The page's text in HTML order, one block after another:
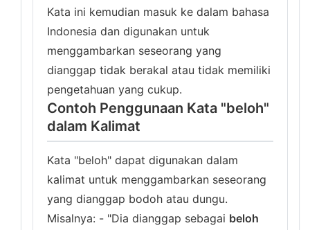
Kata ini kemudian masuk ke dalam bahasa
Indonesia dan digunakan untuk
menggambarkan seseorang yang
dianggap tidak berakal atau tidak memiliki
pengetahuan yang cukup.
Contoh Penggunaan Kata "beloh"
dalam Kalimat
Kata "beloh" dapat digunakan dalam
kalimat untuk menggambarkan seseorang
yang dianggap bodoh atau dungu.
Misalnya: - "Dia dianggap sebagai beloh